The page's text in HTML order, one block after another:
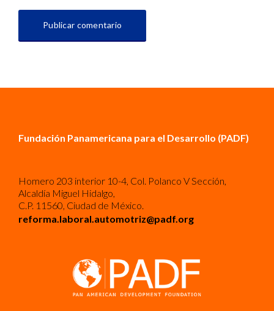
Fundación Panamericana para el Desarrollo (PADF)
Homero 203 interior 10-4, Col. Polanco V Sección,
Alcaldía Miguel Hidalgo,
C.P. 11560, Ciudad de México.
reforma.laboral.automotriz@padf.org